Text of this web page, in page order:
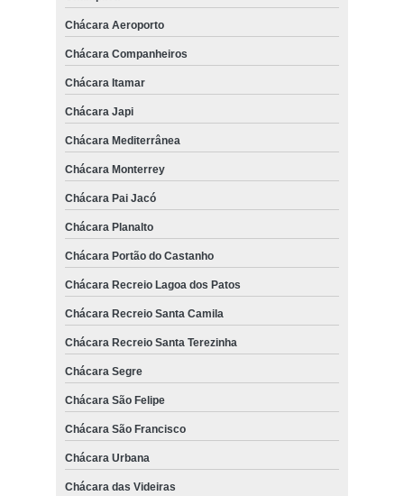
Chácara Aeroporto
Chácara Companheiros
Chácara Itamar
Chácara Japi
Chácara Mediterrânea
Chácara Monterrey
Chácara Pai Jacó
Chácara Planalto
Chácara Portão do Castanho
Chácara Recreio Lagoa dos Patos
Chácara Recreio Santa Camila
Chácara Recreio Santa Terezinha
Chácara Segre
Chácara São Felipe
Chácara São Francisco
Chácara Urbana
Chácara das Videiras